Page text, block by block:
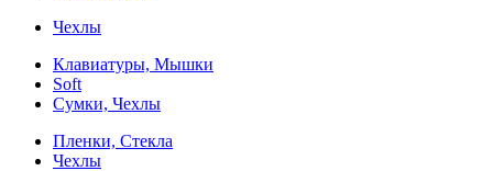
Чехлы
Клавиатуры, Мышки
Soft
Сумки, Чехлы
Пленки, Стекла
Чехлы